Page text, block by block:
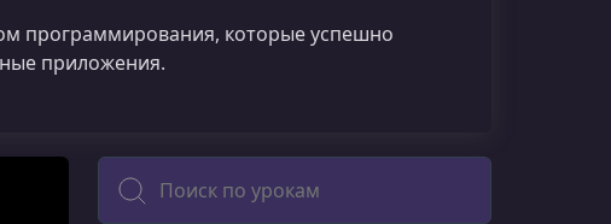
программирования, которые успешно
приложения.
Поиск